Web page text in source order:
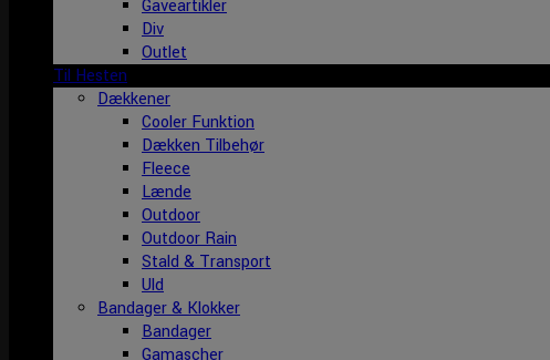
Gaveartikler
Div
Outlet
Til Hesten
Dækkener
Cooler Funktion
Dækken Tilbehør
Fleece
Lænde
Outdoor
Outdoor Rain
Stald & Transport
Uld
Bandager & Klokker
Bandager
Gamascher